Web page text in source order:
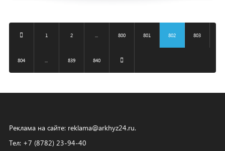
1 2 800 801 802 803
804 839 840
Реклама на сайте: reklama@arkhyz24.ru.
Тел: +7 (8782) 23‑94‑40